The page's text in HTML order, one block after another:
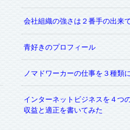
会社組織の強さは２番手の出来
青好きのプロフィール
ノマドワーカーの仕事を３種類
インターネットビジネスを４つ
収益と適正を書いてみた